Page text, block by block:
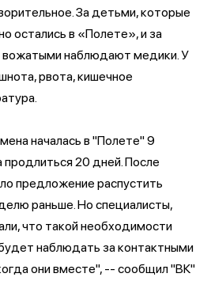
За детьми, которые
остались в «Полете», и за
вожатыми наблюдают медики. У
рвота, кишечное
началась в "Полете" 9
продлиться 20 дней. После
предложение распустить
раньше. Но специалисты,
что такой необходимости
наблюдать за контактными
они вместе", -- сообщил "ВК"